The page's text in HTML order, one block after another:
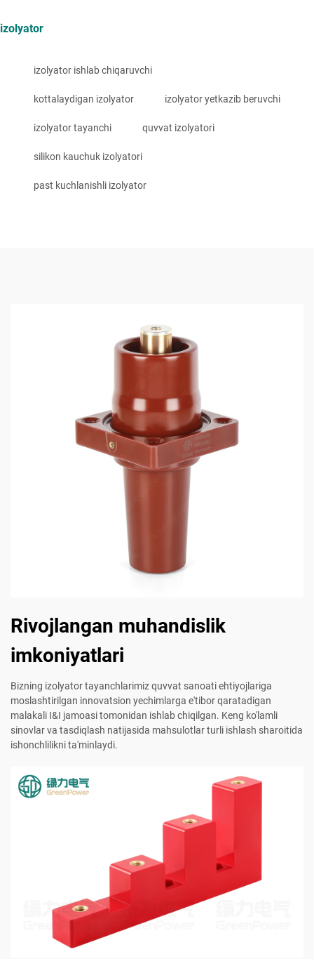
izolyator
izolyator ishlab chiqaruvchi
kottalaydigan izolyator izolyator yetkazib beruvchi
izolyator tayanchi quvvat izolyatori
silikon kauchuk izolyatori
past kuchlanishli izolyator
Rivojlangan muhandislik
imkoniyatlari
Bizning izolyator tayanchlarimiz quvvat sanoati ehtiyojlariga
moslashtirilgan innovatsion yechimlarga e'tibor qaratadigan
malakali I&I jamoasi tomonidan ishlab chiqilgan. Keng ko'lamli
sinovlar va tasdiqlash natijasida mahsulotlar turli ishlash sharoitida
ishonchlilikni ta'minlaydi.